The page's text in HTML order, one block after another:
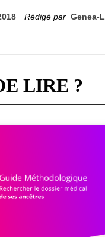
Rédigé par Genea-
LIRE ?